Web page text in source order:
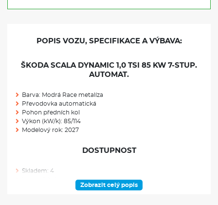
POPIS VOZU, SPECIFIKACE A VÝBAVA:
ŠKODA SCALA DYNAMIC 1,0 TSI 85 KW 7-STUP.
AUTOMAT.
Barva: Modrá Race metalíza
Převodovka automatická
Pohon předních kol
Výkon (kW/k): 85/114
Modelový rok: 2027
DOSTUPNOST
Skladem: 4
Zobrazit celý popis